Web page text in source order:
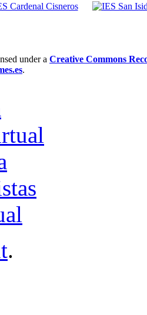
under a Creative Commons
.
.